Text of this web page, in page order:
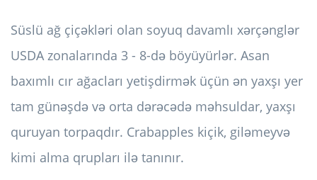
Süslü ağ çiçəkləri olan soyuq davamlı xərçənglər
USDA zonalarında 3 - 8-də böyüyürlər. Asan
baxımlı cır ağacları yetişdirmək üçün ən yaxşı yer
tam günəşdə və orta dərəcədə məhsuldar, yaxşı
quruyan torpaqdır. Crabapples kiçik, giləmeyvə
kimi alma qrupları ilə tanınır.